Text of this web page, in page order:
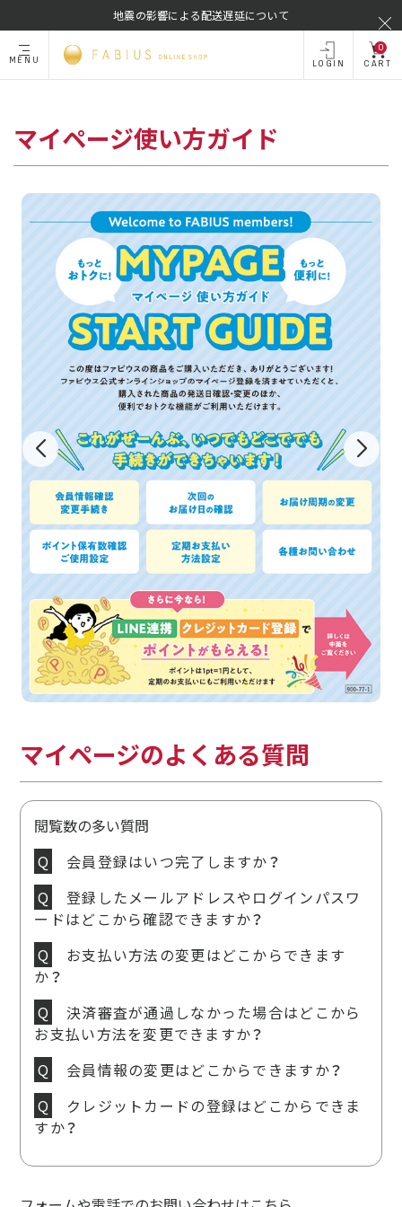
地震の影響による配送遅延について
MENU LOGIN
0
CART
マイページ使い方ガイド
マイページのよくある質問
閲覧数の多い質問
会員登録はいつ完了しますか？
登録したメールアドレスやログインパスワ
ードはどこから確認できますか？
お支払い方法の変更はどこからできます
か？
決済審査が通過しなかった場合はどこから
お支払い方法を変更できますか？
会員情報の変更はどこからできますか？
クレジットカードの登録はどこからできま
すか？